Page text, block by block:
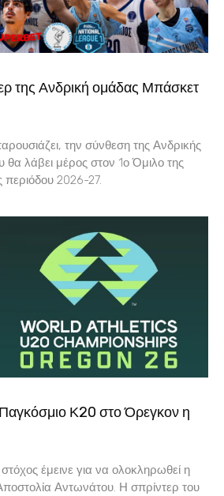
της Ανδρική ομάδας Μπάσκετ
την σύνθεση της Ανδρικής
λάβει μέρος στον 1ο Όμιλο της
2026-27.
Παγκόσμιο Κ20 στο Όρεγκον η
έμεινε για να ολοκληρωθεί η
Αντωνάτου. Η σπρίντερ του